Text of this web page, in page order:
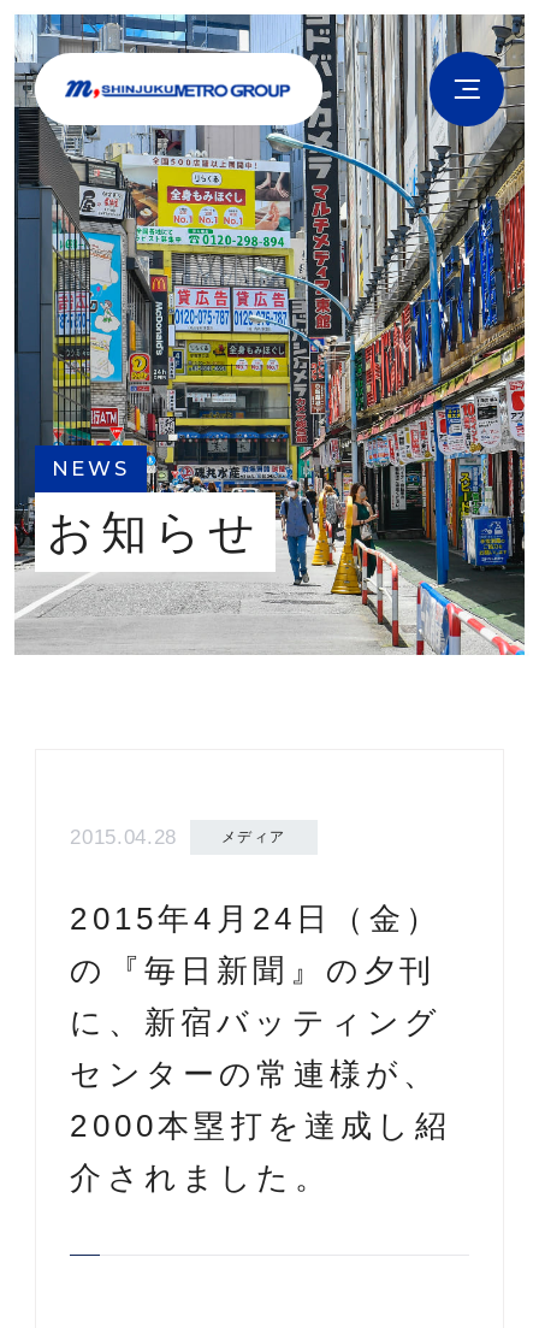
NEWS
お知らせ
2015.04.28 メディア
2015年4月24日（金）
の『毎日新聞』の夕刊
に、新宿バッティング
センターの常連様が、
2000本塁打を達成し紹
介されました。